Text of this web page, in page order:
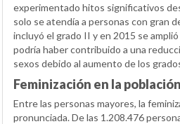
experimentado hitos significativos
solo se atendía a personas con gran
incluyó el grado II y en 2015 se
podría haber contribuido a una
sexos debido al aumento de los
Feminización en la
Entre las personas mayores, la
pronunciada. De las 1.208.476